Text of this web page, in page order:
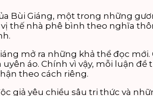
Bùi Giáng, một trong những
vị thế nhà phê bình theo nghĩa
mở ra những khả thể đọc mới.
áo. Chính vì vậy, mỗi luận đề
theo cách riêng.
giả yêu chiều sâu tri thức và